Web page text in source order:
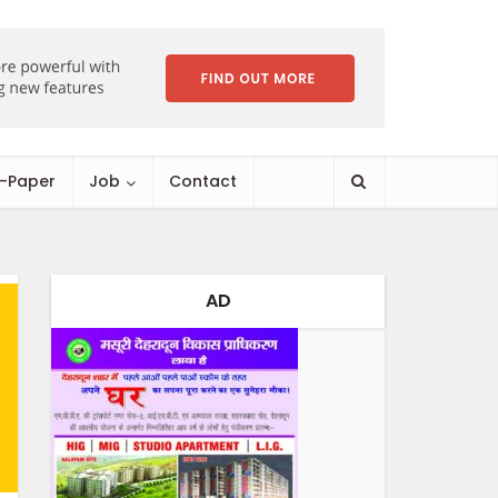
Paper Job Contact
AD